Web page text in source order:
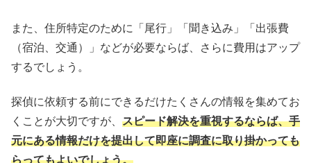
また、住所特定のために「尾行」「聞き込み」「出張費
（宿泊、交通）」などが必要ならば、さらに費用はアップ
するでしょう。
探偵に依頼する前にできるだけたくさんの情報を集めてお
くことが大切ですが、 スピード解決を重視するならば、手
元にある情報だけを提出して即座に調査に取り掛かっても
らってもよいでしょう。